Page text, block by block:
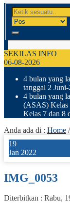
SEKILAS INFO
06-08-2026
4 bulan yang
tanggal 2
4 bulan yang
(ASAS) Kelas
Kelas 7 dan 8
Anda ada di : Home
19
Jan 2022
IMG_0053
Diterbitkan : Rabu,